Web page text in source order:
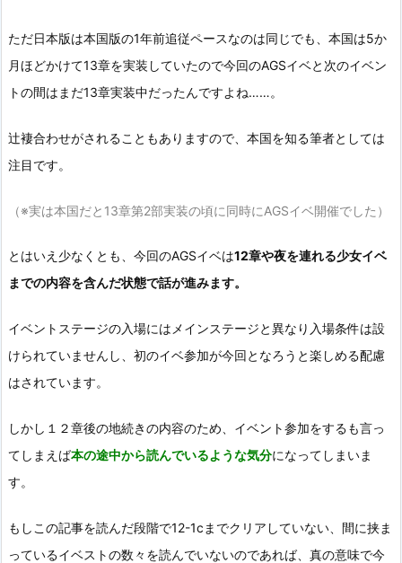
ただ日本版は本国版の1年前追従ペースなのは同じでも、本国は5か
月ほどかけて13章を実装していたので今回のAGSイベと次のイベン
トの間はまだ13章実装中だったんですよね……。
辻褄合わせがされることもありますので、本国を知る筆者としては
注目です。
（※実は本国だと13章第2部実装の頃に同時にAGSイベ開催でした）
とはいえ少なくとも、今回のAGSイベは12章や夜を連れる少女イベ
までの内容を含んだ状態で話が進みます。
イベントステージの入場にはメインステージと異なり入場条件は設
けられていませんし、初のイベ参加が今回となろうと楽しめる配慮
はされています。
しかし１２章後の地続きの内容のため、イベント参加をするも言っ
てしまえば本の途中から読んでいるような気分になってしまいま
す。
もしこの記事を読んだ段階で12-1cまでクリアしていない、間に挟ま
っているイベストの数々を読んでいないのであれば、真の意味で今